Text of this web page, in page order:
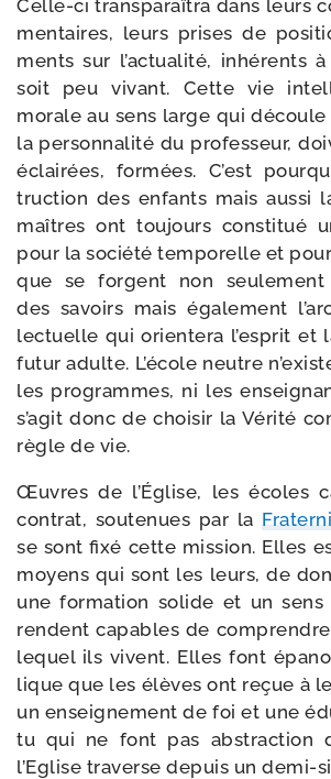
Celle-​ci trans­pa­raî­tra dans leurs
men­taires, leurs prises de
ments sur l’ac­tua­li­té, inhé­rents
soit peu vivant. Cette vie
morale au sens large qui
la per­son­na­li­té du pro­fes­seur,
éclai­rées, for­mées. C’est
truc­tion des enfants mais aus­si
maîtres ont tou­jours consti­tué
pour la socié­té tem­po­relle et pour
que se forgent non seule­ment
des savoirs mais éga­le­ment
lec­tuelle qui orien­te­ra l’es­prit et
futur adulte. L’école neutre
les pro­grammes, ni les
s’a­git donc de choi­sir la Vérité
règle de vie.
Œuvres de l’Église, les écoles
contrat, sou­te­nues par la
se sont fixé cette mis­sion. Elles
moyens qui sont les leurs, de
une for­ma­tion solide et un
rendent capables de
lequel ils vivent. Elles font
lique que les élèves ont reçue à
un ensei­gne­ment de foi et une
tu qui ne font pas abs­trac­tion
l’Eglise tra­verse depuis un demi-